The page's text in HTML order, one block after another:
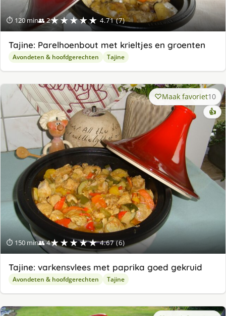
⏱ 120 min👥 2★★★★★ 4.71 (7)
Tajine: Parelhoenbout met krieltjes en groenten
Avondeten & hoofdgerechten Tajine
⏱ 150 min👥 4★★★★★ 4.67 (6)
Maak favoriet10
👍
Tajine: varkensvlees met paprika goed gekruid
Avondeten & hoofdgerechten Tajine